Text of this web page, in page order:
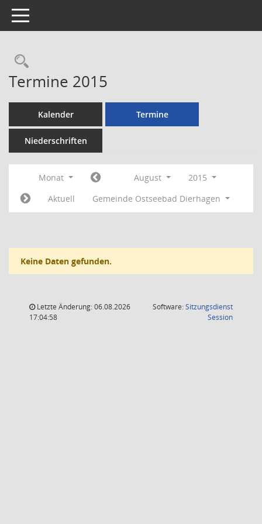
Toggle navigation
Rechercheauswahl
Termine 2015
Kalender Termine
Niederschriften
Monat August
2015
Aktuell
Gemeinde Ostseebad Dierhagen
Keine Daten gefunden.
Letzte Änderung: 06.08.2026
17:04:58
Software:Sitzungsdienst
Session(Wird in